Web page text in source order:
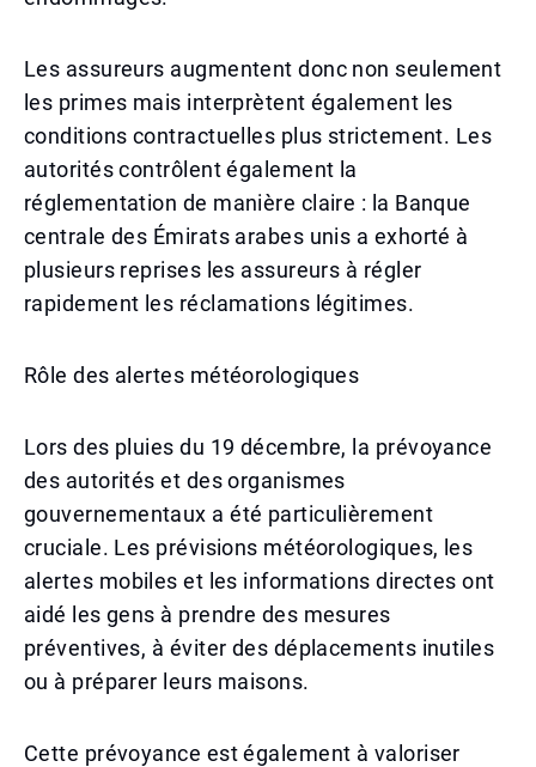
Les assureurs augmentent donc non seulement
les primes mais interprètent également les
conditions contractuelles plus strictement. Les
autorités contrôlent également la
réglementation de manière claire : la Banque
centrale des Émirats arabes unis a exhorté à
plusieurs reprises les assureurs à régler
rapidement les réclamations légitimes.
Rôle des alertes météorologiques
Lors des pluies du 19 décembre, la prévoyance
des autorités et des organismes
gouvernementaux a été particulièrement
cruciale. Les prévisions météorologiques, les
alertes mobiles et les informations directes ont
aidé les gens à prendre des mesures
préventives, à éviter des déplacements inutiles
ou à préparer leurs maisons.
Cette prévoyance est également à valoriser